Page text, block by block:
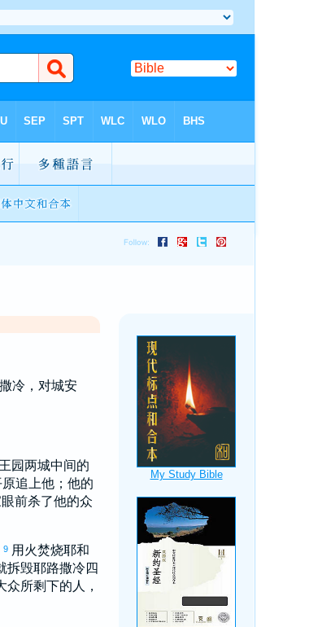
冷，对城安
园两城中间的
追上他；他的
眼前杀了他的众
9 用火焚烧耶和
拆毁耶路撒冷四
众所剩下的人，